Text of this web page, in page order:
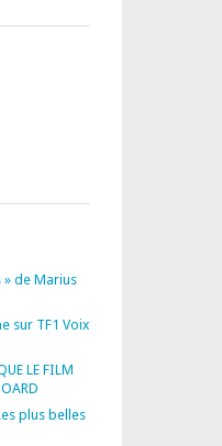
de Marius
sur TF1 Voix
LE FILM
plus belles